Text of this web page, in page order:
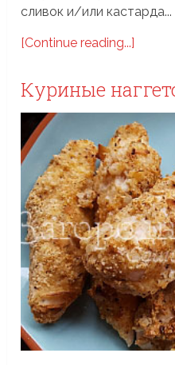
сливок и/или кастарда...
[Continue reading...]
Куриные